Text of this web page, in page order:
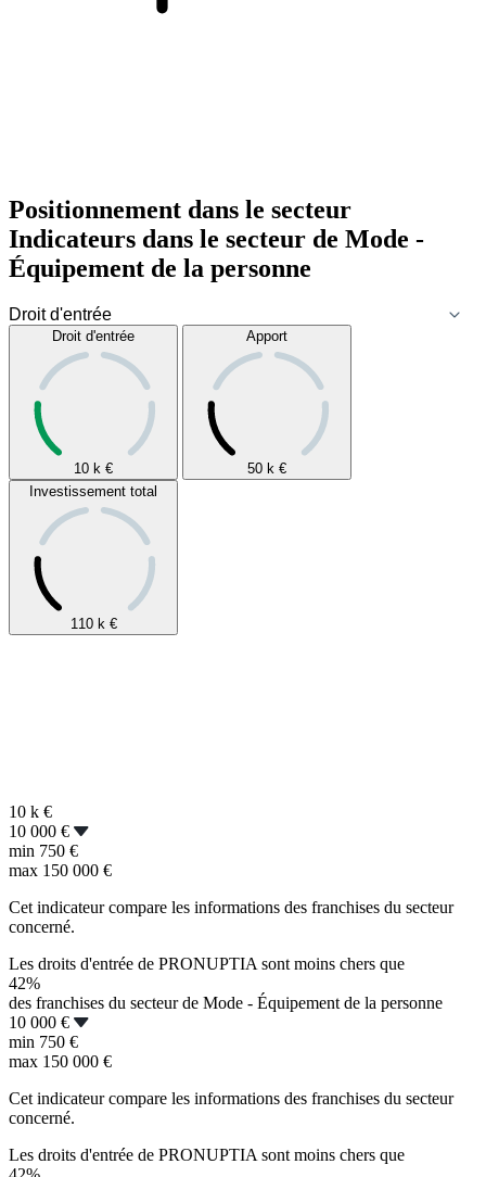
Positionnement dans le secteur
Indicateurs dans le secteur de Mode -
Équipement de la personne
Droit d'entrée
10 k €
Apport
50 k €
Investissement total
110 k €
10 k €
10 000 €
min 750 €
max 150 000 €
Cet indicateur compare les informations des franchises du secteur
concerné.
Les droits d'entrée de PRONUPTIA sont moins chers que
42%
des franchises du secteur de Mode - Équipement de la personne
10 000 €
min 750 €
max 150 000 €
Cet indicateur compare les informations des franchises du secteur
concerné.
Les droits d'entrée de PRONUPTIA sont moins chers que